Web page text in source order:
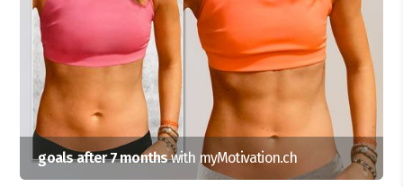
goals after 7 monthswith myMotivation.ch